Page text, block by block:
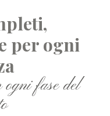
per ogni
fase del